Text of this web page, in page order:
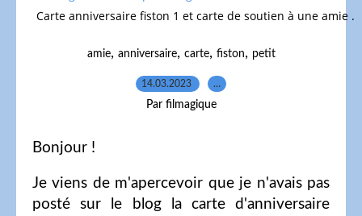
Carte anniversaire fiston 1 et carte de soutien à une amie .
amie, anniversaire, carte, fiston, petit
14.03.2023 …
Par filmagique
Bonjour !
Je viens de m'apercevoir que je n'avais pas
posté sur le blog la carte d'anniversaire